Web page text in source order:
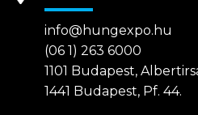
info@hungexpo.hu
(06 1) 263 6000
1101 Budapest,
1441 Budapest, Pf. 44.